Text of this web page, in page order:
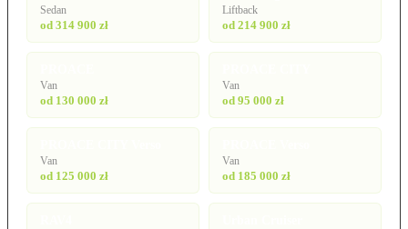
Sedan
od 314 900 zł
Liftback
od 214 900 zł
Van
od 130 000 zł
Van
od 95 000 zł
Van
od 125 000 zł
Van
od 185 000 zł